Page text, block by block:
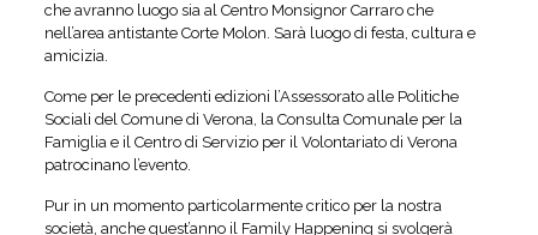
che avranno luogo sia al Centro Monsignor Carraro che
nell’area antistante Corte Molon. Sarà luogo di festa, cultura e
amicizia.
Come per le precedenti edizioni l’Assessorato alle Politiche
Sociali del Comune di Verona, la Consulta Comunale per la
Famiglia e il Centro di Servizio per il Volontariato di Verona
patrocinano l’evento.
Pur in un momento particolarmente critico per la nostra
società, anche quest’anno il Family Happening si svolgerà